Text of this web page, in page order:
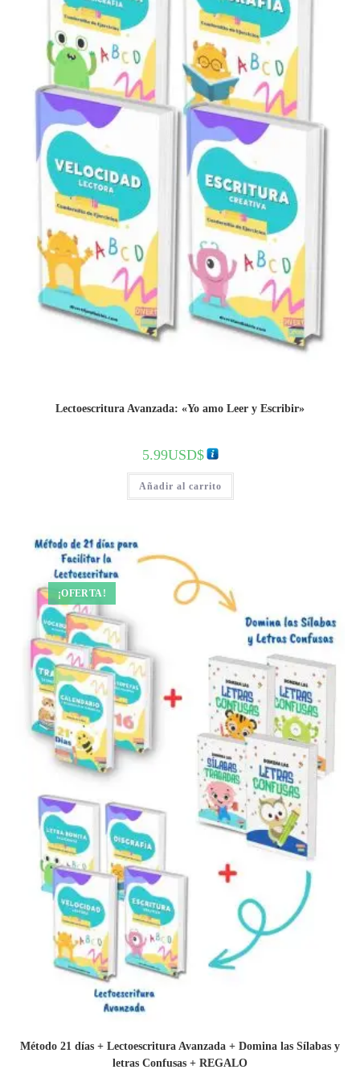
Lectoescritura Avanzada: «Yo amo Leer y Escribir»
5.99USD$
Añadir al carrito
¡OFERTA!
Método 21 días + Lectoescritura Avanzada + Domina las Sílabas y
letras Confusas + REGALO